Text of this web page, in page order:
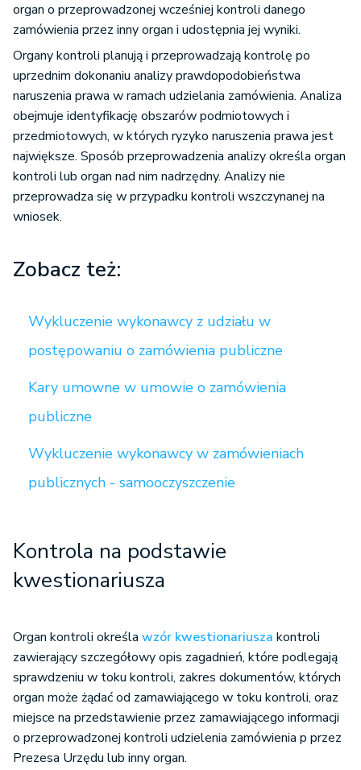
organ o przeprowadzonej wcześniej kontroli danego
zamówienia przez inny organ i udostępnia jej wyniki.
Organy kontroli planują i przeprowadzają kontrolę po
uprzednim dokonaniu analizy prawdopodobieństwa
naruszenia prawa w ramach udzielania zamówienia. Analiza
obejmuje identyfikację obszarów podmiotowych i
przedmiotowych, w których ryzyko naruszenia prawa jest
największe. Sposób przeprowadzenia analizy określa organ
kontroli lub organ nad nim nadrzędny. Analizy nie
przeprowadza się w przypadku kontroli wszczynanej na
wniosek.
Zobacz też:
Wykluczenie wykonawcy z udziału w
postępowaniu o zamówienia publiczne
Kary umowne w umowie o zamówienia
publiczne
Wykluczenie wykonawcy w zamówieniach
publicznych - samooczyszczenie
Kontrola na podstawie
kwestionariusza
Organ kontroli określa wzór kwestionariusza kontroli
zawierający szczegółowy opis zagadnień, które podlegają
sprawdzeniu w toku kontroli, zakres dokumentów, których
organ może żądać od zamawiającego w toku kontroli, oraz
miejsce na przedstawienie przez zamawiającego informacji
o przeprowadzonej kontroli udzielenia zamówienia p przez
Prezesa Urzędu lub inny organ.